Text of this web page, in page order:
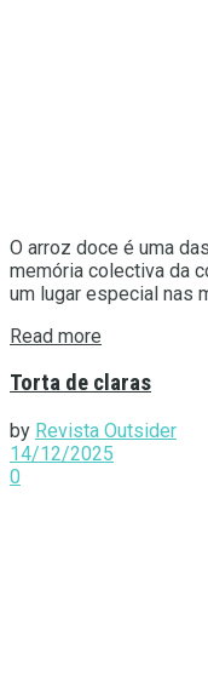
O arroz doce é uma
memória colectiva da
um lugar especial nas
Read more
Torta de claras
by Revista Outsider
14/12/2025
0